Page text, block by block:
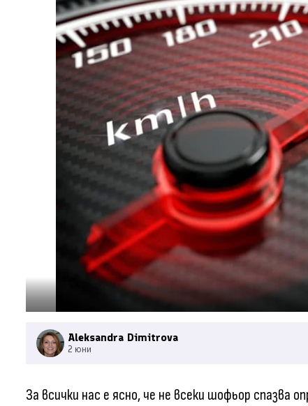
Aleksandra Dimitrova
2 юни
За всички нас е ясно, че не всеки шофьор спазва